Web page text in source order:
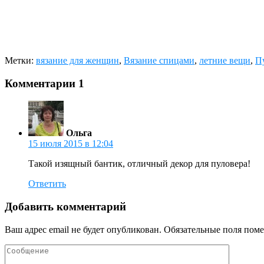
Метки: вязание для женщин, Вязание спицами, летние вещи,
Комментарии 1
Ольга
15 июля 2015 в 12:04
Такой изящный бантик, отличный декор для пуловера!
Ответить
Добавить комментарий
Ваш адрес email не будет опубликован. Обязательные поля